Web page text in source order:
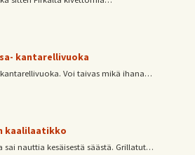
kantarellivuoka
Voi taivas mikä ihana…
kaalilaatikko
sai nauttia kesäisestä säästä. Grillatut…